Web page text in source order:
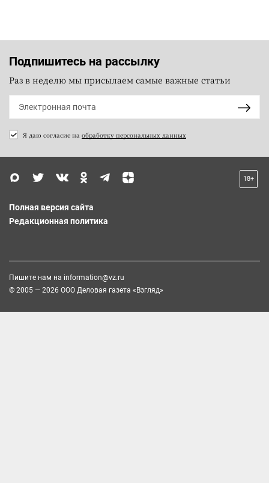
Подпишитесь на рассылку
Раз в неделю мы присылаем самые важные статьи
Я даю согласие на обработку персональных данных
18+
Полная версия сайта
Редакционная политика
Пишите нам на information@vz.ru
© 2005 — 2026 ООО Деловая газета «Взгляд»